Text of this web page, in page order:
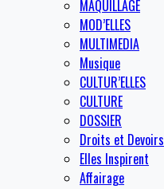
MAQUILLAGE
MOD’ELLES
MULTIMEDIA
Musique
CULTUR’ELLES
CULTURE
DOSSIER
Droits et Devoirs
Elles Inspirent
Affairage